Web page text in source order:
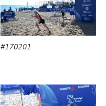
#170201